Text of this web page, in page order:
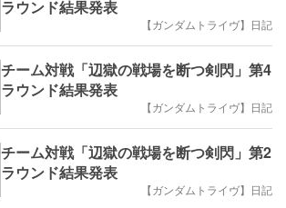
ラウンド結果発表
【ガンダムトライヴ】日記
チーム対戦「辺獄の戦場を断つ剣閃」第4
ラウンド結果発表
【ガンダムトライヴ】日記
チーム対戦「辺獄の戦場を断つ剣閃」第2
ラウンド結果発表
【ガンダムトライヴ】日記